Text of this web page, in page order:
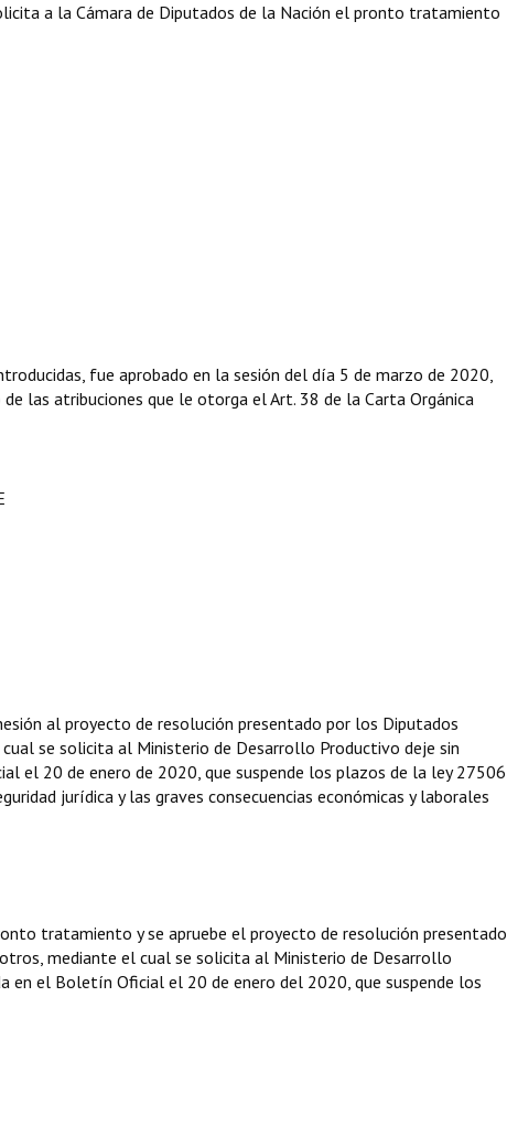
a la Cámara de Diputados de la Nación el pronto tratamiento
fue aprobado en la sesión del día 5 de marzo de 2020,
las atribuciones que le otorga el Art. 38 de la Carta Orgánica
al proyecto de resolución presentado por los Diputados
se solicita al Ministerio de Desarrollo Productivo deje sin
el 20 de enero de 2020, que suspende los plazos de la ley 27506
jurídica y las graves consecuencias económicas y laborales
tratamiento y se apruebe el proyecto de resolución presentado
mediante el cual se solicita al Ministerio de Desarrollo
el Boletín Oficial el 20 de enero del 2020, que suspende los